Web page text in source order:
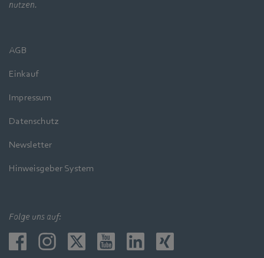
nutzen.
AGB
Einkauf
Impressum
Datenschutz
Newsletter
Hinweisgeber System
Folge uns auf: